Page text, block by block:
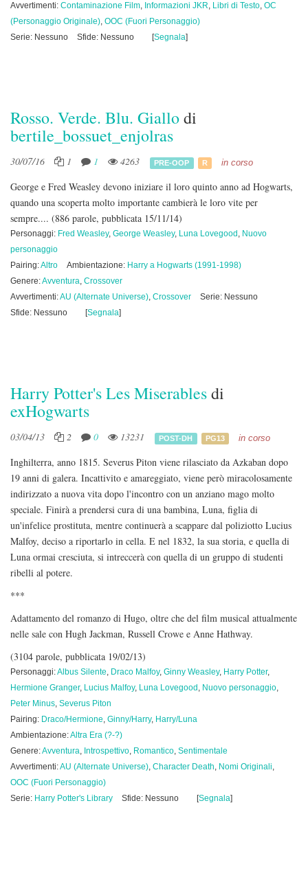
Avvertimenti: Contaminazione Film, Informazioni JKR, Libri di Testo, OC
(Personaggio Originale), OOC (Fuori Personaggio)
Serie: Nessuno
Sfide: Nessuno [Segnala]
Rosso. Verde. Blu. Giallodi
bertile_bossuet_enjolras
30/07/16 1 1 4263 PRE-OOP R in corso
George e Fred Weasley devono iniziare il loro quinto anno ad Hogwarts,
quando una scoperta molto importante cambierà le loro vite per
sempre.... (886 parole, pubblicata 15/11/14)
Personaggi: Fred Weasley, George Weasley, Luna Lovegood , Nuovo
personaggio
Pairing:Altro Ambientazione: Harry a Hogwarts (1991-1998)
Genere:Avventura, Crossover
Avvertimenti:AU (Alternate Universe), Crossover
Serie: Nessuno
Sfide: Nessuno
[Segnala]
Harry Potter's Les Miserablesdi
exHogwarts
03/04/13 2 0 13231 POST-DH PG13 in corso
Inghilterra, anno 1815. Severus Piton viene rilasciato da Azkaban dopo
19 anni di galera. Incattivito e amareggiato, viene però miracolosamente
indirizzato a nuova vita dopo l'incontro con un anziano mago molto
speciale. Finirà a prendersi cura di una bambina, Luna, figlia di
un'infelice prostituta, mentre continuerà a scappare dal poliziotto Lucius
Malfoy, deciso a riportarlo in cella. E nel 1832, la sua storia, e quella di
Luna ormai cresciuta, si intreccerà con quella di un gruppo di studenti
ribelli al potere.
***
Adattamento del romanzo di Hugo, oltre che del film musical attualmente
nelle sale con Hugh Jackman, Russell Crowe e Anne Hathway.
(3104 parole, pubblicata 19/02/13)
Personaggi:Albus Silente, Draco Malfoy, Ginny Weasley, Harry Potter,
Hermione Granger, Lucius Malfoy, Luna Lovegood , Nuovo personaggio,
Peter Minus, Severus Piton
Pairing: Draco/Hermione, Ginny/Harry, Harry/Luna
Ambientazione:Altra Era (?-?)
Genere:Avventura, Introspettivo, Romantico, Sentimentale
Avvertimenti:AU (Alternate Universe), Character Death, Nomi Originali,
OOC (Fuori Personaggio)
Serie: Harry Potter's Library Sfide: Nessuno [Segnala]